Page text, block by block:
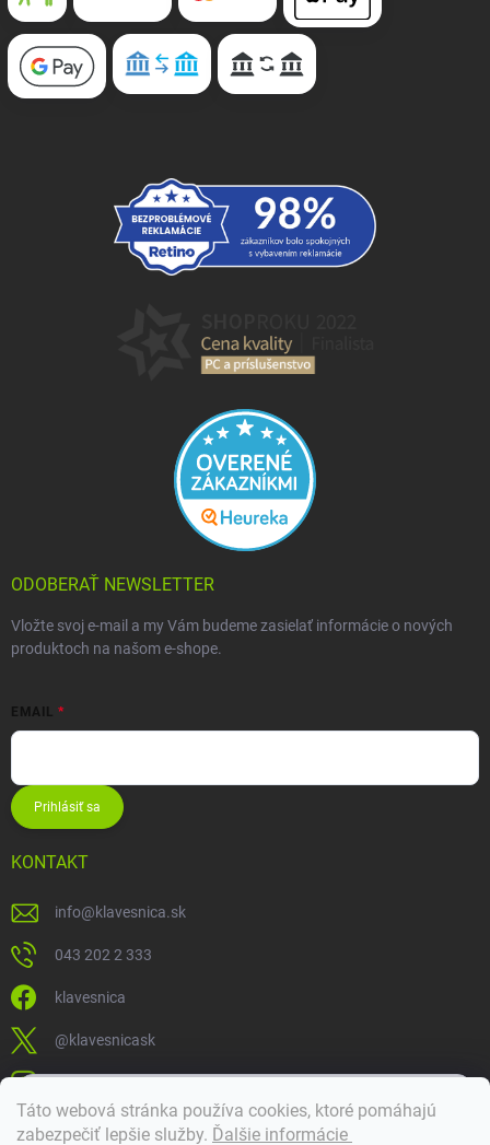
Táto webová stránka používa cookies, ktoré pomáhajú
zabezpečiť lepšie služby. Ďalšie informácie
ODOBERAŤ NEWSLETTER
Vložte svoj e-mail a my Vám budeme zasielať informácie o nových
produktoch na našom e-shope.
EMAIL
Prihlásiť sa
KONTAKT
info@klavesnica.sk
043 202 2 333
klavesnica
@klavesnicask
klavesnica_sk
Dobrý deň! 👋 Pomôžem vám nájsť správny diel. Napíšte mi.